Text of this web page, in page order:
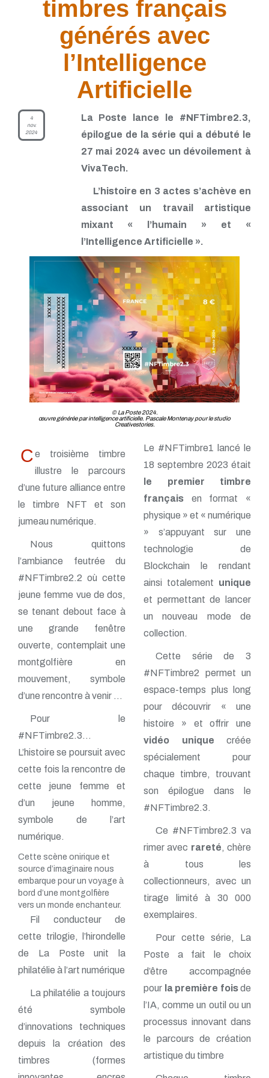
TP - Mars 2019
TP - Février 2019
TP - Janvier 2019
TP - Décembre 2018
TP - Novembre 2018
TP - Octobre 2018
TP - Août 2018
TP - Juillet 2018
TP - Mai 2018
TP - Avril 2018
TP - Mars 2018
TP - Janvier 2018
timbres français
générés avec
l’Intelligence
Artificielle
4
nov.
2024
La Poste lance le #NFTimbre2.3,
épilogue de la série qui a débuté le
27 mai 2024 avec un dévoilement à
VivaTech.
L’histoire en 3 actes s’achève en
associant un travail artistique
mixant « l’humain » et «
l’Intelligence Artificielle ».
© La Poste 2024.
œuvre générée par intelligence artificielle. Pascale Montenay pour le studio
Creativestories.
Ce troisième timbre
illustre le parcours
d’une future alliance entre
le timbre NFT et son
jumeau numérique.
Nous quittons
l’ambiance feutrée du
#NFTimbre2.2 où cette
jeune femme vue de dos,
se tenant debout face à
une grande fenêtre
ouverte, contemplait une
montgolfière en
mouvement, symbole
d’une rencontre à venir …
Pour le
#NFTimbre2.3…
L’histoire se poursuit avec
cette fois la rencontre de
cette jeune femme et
d’un jeune homme,
symbole de l’art
numérique.
Cette scène onirique et
source d’imaginaire nous
embarque pour un voyage à
bord d’une montgolfière
vers un monde enchanteur.
Fil conducteur de
cette trilogie, l’hirondelle
de La Poste unit la
philatélie à l’art numérique
La philatélie a toujours
été symbole
d’innovations techniques
depuis la création des
timbres (formes
Le #NFTimbre1 lancé le
18 septembre 2023 était
le premier timbre
français en format «
physique » et « numérique
» s’appuyant sur une
technologie de
Blockchain le rendant
ainsi totalement unique
et permettant de lancer
un nouveau mode de
collection.
Cette série de 3
#NFTimbre2 permet un
espace-temps plus long
pour découvrir « une
histoire » et offrir une
vidéo unique créée
spécialement pour
chaque timbre, trouvant
son épilogue dans le
#NFTimbre2.3.
Ce #NFTimbre2.3 va
rimer avec rareté, chère
à tous les
collectionneurs, avec un
tirage limité à 30 000
exemplaires.
Pour cette série, La
Poste a fait le choix
d’être accompagnée
pour la première foisde
l’IA, comme un outil ou un
processus innovant dans
le parcours de création
artistique du timbre